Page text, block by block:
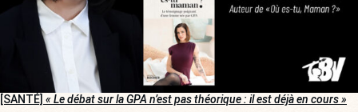
[SANTÉ] « Le débat sur la GPA n’est pas théorique : il est déjà en cours »